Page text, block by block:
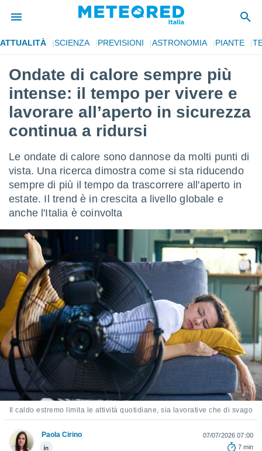
di
per
di
Web
i
simili,
di
la
per
ACCETTA
E
CONTINUA
IMPOSTAZIONI
ATTUALITÀ SCIENZA PREVISIONI ASTRONOMIA PIANTE
Ondate di calore sempre più
intense: il tempo per vivere e
lavorare all’aperto in sicurezza
continua a ridursi
Le ondate di calore sono dannose da molti punti di
vista. Una ricerca dimostra come si sta riducendo
sempre di più il tempo da trascorrere all'aperto in
estate. Il trend è in crescita a livello globale e
anche l'Italia è coinvolta
Il caldo estremo limita le attività quotidiane, sia lavorative che di svago
Paola Cirino
07/07/2026 07:00
7 min